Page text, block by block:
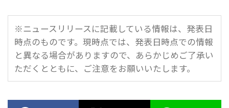
※ニュースリリースに記載している情報は、発表日
時点のものです。現時点では、発表日時点での情報
と異なる場合がありますので、あらかじめご了承い
ただくとともに、ご注意をお願いいたします。